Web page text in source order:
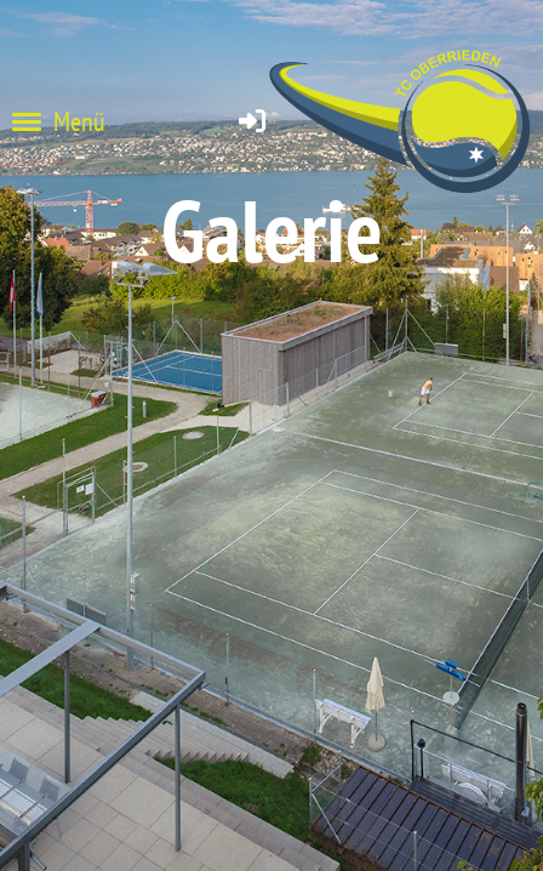
Menü
Galerie